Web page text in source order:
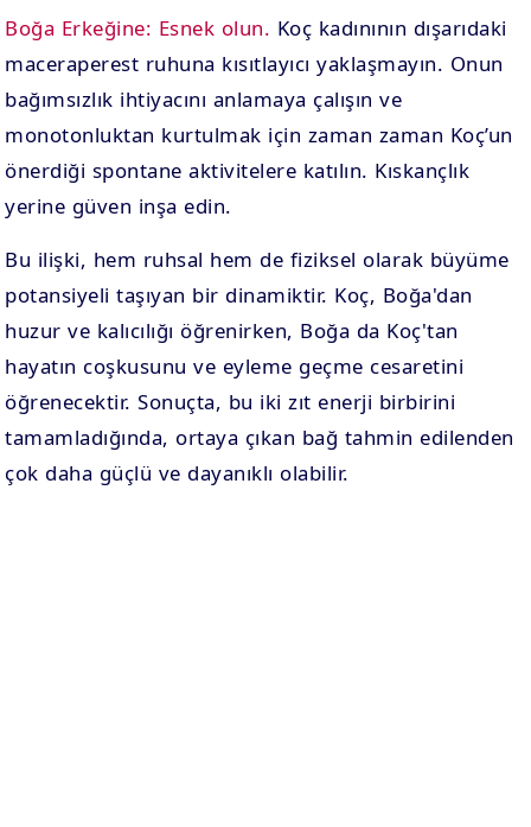
Boğa Erkeğine: Esnek olun. Koç kadınının dışarıdaki
maceraperest ruhuna kısıtlayıcı yaklaşmayın. Onun
bağımsızlık ihtiyacını anlamaya çalışın ve
monotonluktan kurtulmak için zaman zaman Koç’un
önerdiği spontane aktivitelere katılın. Kıskançlık
yerine güven inşa edin.
Bu ilişki, hem ruhsal hem de fiziksel olarak büyüme
potansiyeli taşıyan bir dinamiktir. Koç, Boğa'dan
huzur ve kalıcılığı öğrenirken, Boğa da Koç'tan
hayatın coşkusunu ve eyleme geçme cesaretini
öğrenecektir. Sonuçta, bu iki zıt enerji birbirini
tamamladığında, ortaya çıkan bağ tahmin edilenden
çok daha güçlü ve dayanıklı olabilir.